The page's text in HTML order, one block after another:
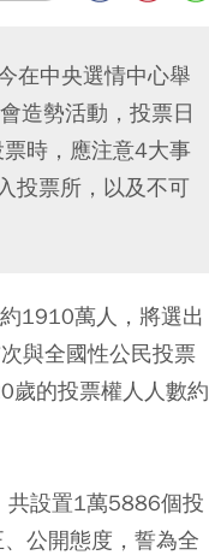
在中央選情中心舉
造勢活動，投票日
時，應注意4大事
投票所，以及不可
1910萬人，將選出
與全國性公民投票
歲的投票權人人數約
共設置1萬5886個投
公開態度，誓為全